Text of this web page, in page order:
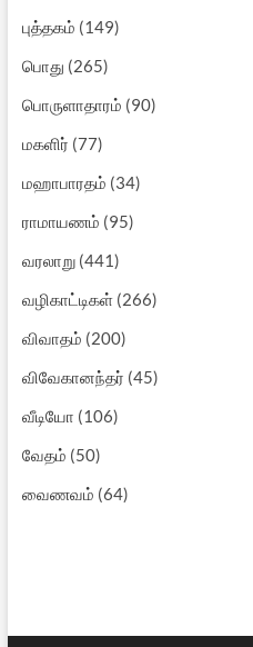
புத்தகம் (149)
பொது (265)
பொருளாதாரம் (90)
மகளிர் (77)
மஹாபாரதம் (34)
ராமாயணம் (95)
வரலாறு(441)
வழிகாட்டிகள்(266)
விவாதம் (200)
விவேகானந்தர் (45)
வீடியோ (106)
வேதம் (50)
வைணவம் (64)